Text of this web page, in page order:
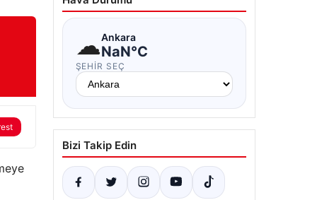
☁Ankara
NaN°C
ŞEHIR SEÇ
Bizi Takip Edin